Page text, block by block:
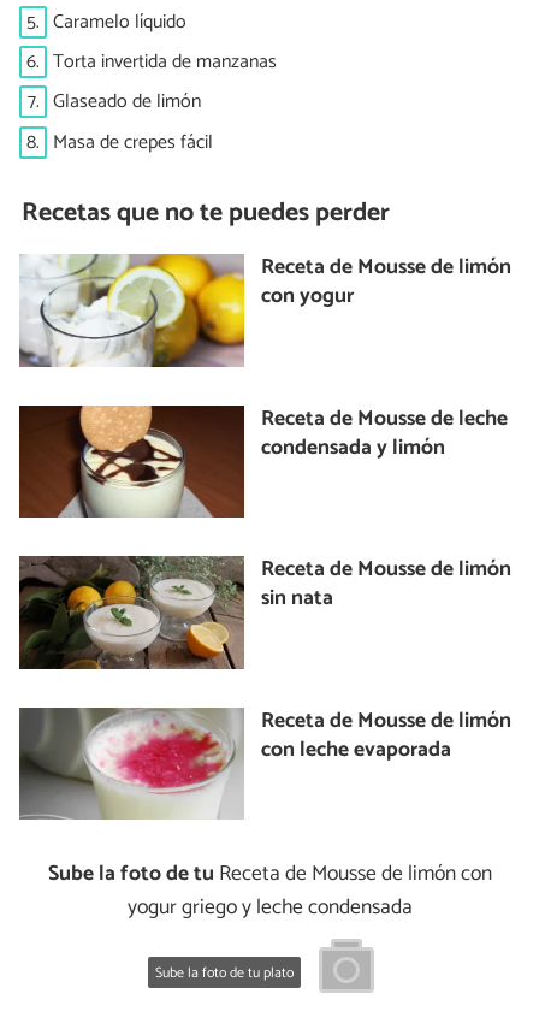
5. Caramelo líquido
6. Torta invertida de manzanas
7. Glaseado de limón
8. Masa de crepes fácil
Recetas que no te puedes perder
Receta de Mousse de limón
con yogur
Receta de Mousse de leche
condensada y limón
Receta de Mousse de limón
sin nata
Receta de Mousse de limón
con leche evaporada
Sube la foto de tu Receta de Mousse de limón con
yogur griego y leche condensada
Sube la foto de tu plato